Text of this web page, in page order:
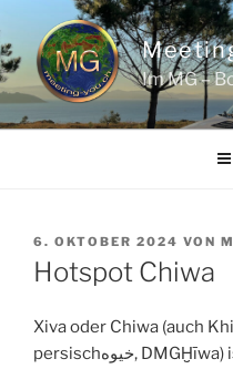
Inhalt
springen
Im MG –
VERÖFFENTLICHT
AM
6. OKTOBER 2024 VON
Hotspot Chiwa
Xiva oder Chiwa (auch
persischخيوه, DMGḪīwa) ist eine Oasenstadt in